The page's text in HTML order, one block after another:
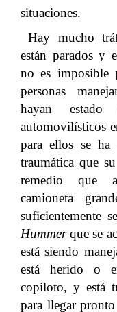
situaciones.
Hay mucho
están parados y
no es imposible
personas
hayan estado
automovilísticos
para ellos se ha
traumática que
remedio que
camioneta
suficientemente
Hummerque se
está siendo
está herido o
copiloto, y está
para llegar